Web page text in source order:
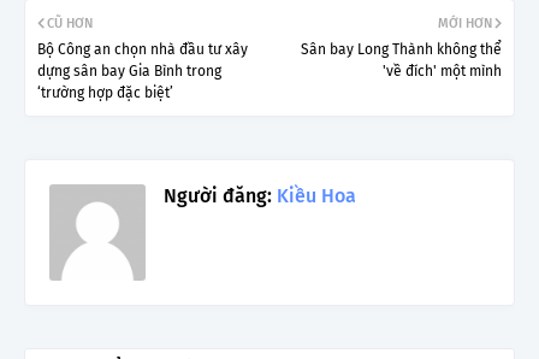
MỚI HƠN
Sân bay Long Thành không thể
'về đích' một mình
CŨ HƠN
Bộ Công an chọn nhà đầu tư xây
dựng sân bay Gia Bình trong
‘trường hợp đặc biệt’
Người đăng: Kiều Hoa